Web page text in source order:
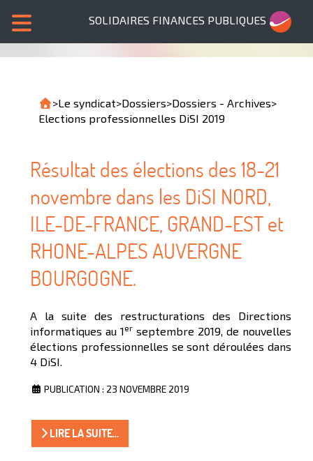
SOLIDAIRES FINANCES PUBLIQUES
>Le syndicat>Dossiers>Dossiers - Archives>
Elections professionnelles DiSI 2019
Résultat des élections des 18-21
novembre dans les DiSI NORD,
ILE-DE-FRANCE, GRAND-EST et
RHONE-ALPES AUVERGNE
BOURGOGNE.
A la suite des restructurations des Directions
informatiques au 1er septembre 2019, de nouvelles
élections professionnelles se sont déroulées dans
4 DiSI.
PUBLICATION : 23 NOVEMBRE 2019
LIRE LA SUITE...